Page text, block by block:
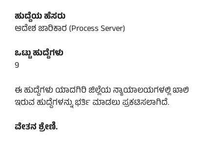
ಹುದ್ದೆಯ ಹೆಸರು
ಆದೇಶ ಜಾರಿಕಾರ (Process Server)
ಒಟ್ಟು ಹುದ್ದೆಗಳು
9
ಈ ಹುದ್ದೆಗಳು ಯಾದಗಿರಿ ಜಿಲ್ಲೆಯ ನ್ಯಾಯಾಲಯಗಳಲ್ಲಿ ಖಾಲಿ
ಇರುವ ಹುದ್ದೆಗಳನ್ನು ಭರ್ತಿ ಮಾಡಲು ಪ್ರಕಟಿಸಲಾಗಿದೆ.
ವೇತನ ಶ್ರೇಣಿ.